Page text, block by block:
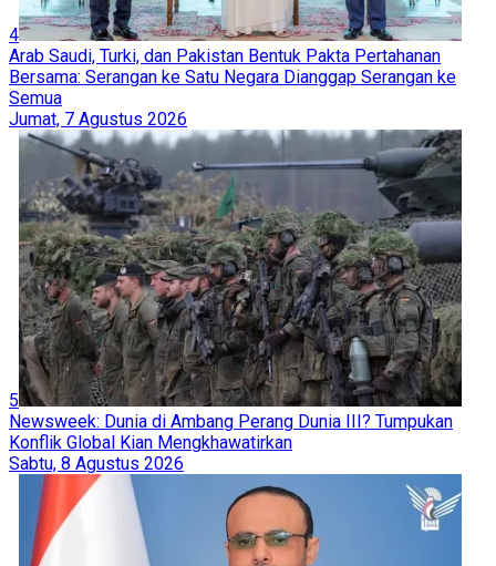
4
Arab Saudi, Turki, dan Pakistan Bentuk Pakta Pertahanan
Bersama: Serangan ke Satu Negara Dianggap Serangan ke
Semua
Jumat, 7 Agustus 2026
5
Newsweek: Dunia di Ambang Perang Dunia III? Tumpukan
Konflik Global Kian Mengkhawatirkan
Sabtu, 8 Agustus 2026